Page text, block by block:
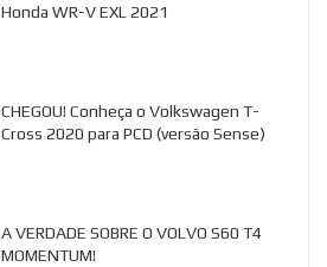
Honda WR-V EXL 2021
CHEGOU! Conheça o Volkswagen T-
Cross 2020 para PCD (versão Sense)
A VERDADE SOBRE O VOLVO S60 T4
MOMENTUM!